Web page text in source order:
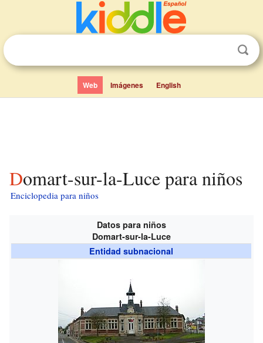
Web Imágenes English
Domart-sur-la-Luce para niños
Enciclopedia para niños
Datos para niños
Domart-sur-la-Luce
Entidad subnacional